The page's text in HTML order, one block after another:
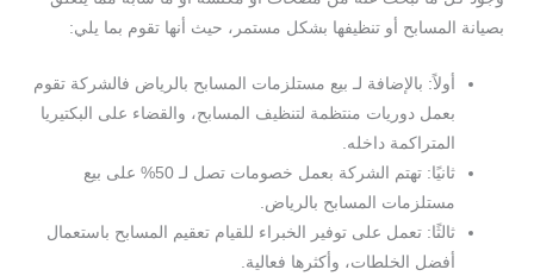
بصيانة المسابح أو تنظيفها بشكل مستمر، حيث أنها تقوم بما يلي:
أولاً: بالإضافة لـ بيع مستلزمات المسابح بالرياض فالشركة تقوم
بعمل دوريات منتظمة لتنظيف المسابح، والقضاء على البكتيريا
المتراكمة داخله.
ثانيًا: تهتم الشركة بعمل خصومات تصل لـ 50% على بيع
مستلزمات المسابح بالرياض.
ثالثًا: تعمل على توفير الخبراء للقيام تعقيم المسابح باستعمال
أفضل الخلطات، وأكثرها فعالية.